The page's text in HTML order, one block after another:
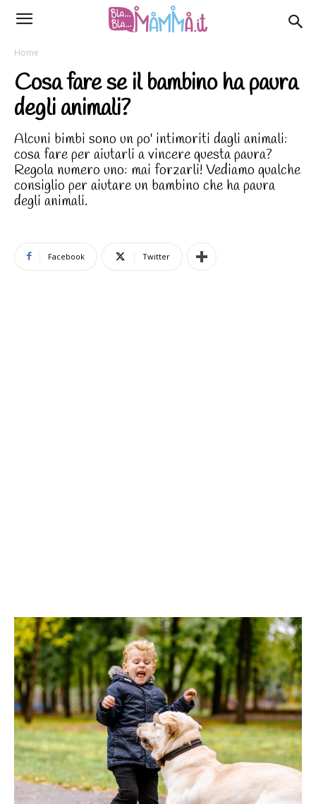
Home
Cosa fare se il bambino ha paura
degli animali?
Alcuni bimbi sono un po' intimoriti dagli animali:
cosa fare per aiutarli a vincere questa paura?
Regola numero uno: mai forzarli! Vediamo qualche
consiglio per aiutare un bambino che ha paura
degli animali.
Facebook Twitter